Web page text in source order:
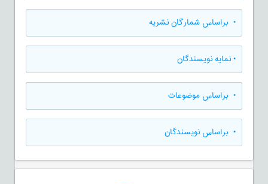
• براساس شمارگان نشریه
•نمایه نویسندگان
• براساس موضوعات
• براساس نویسندگان